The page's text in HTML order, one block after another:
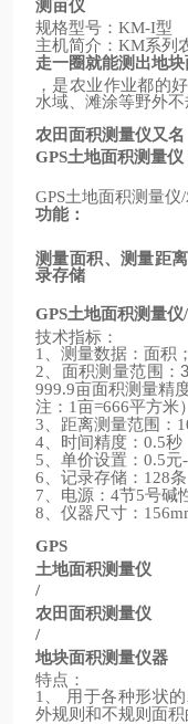
测亩仪
规格型号： KM-I型
主机简介： KM系列
走一圈就能测出地
，是农业作业都的
水域、滩涂等野外不
农田面积测量仪又名
GPS土地面积测量仪
GPS土地面积测量仪/
功能：
测量面积、测量距
录存储
GPS土地面积测量仪/
技术指标：
1 、测量数据：面
2 、面积测量范围：
999.9亩面积测量精
注： 1亩=666平方米）
3 、距离测量范围：
4 、时间精度： 0.5秒
5 、单价设置： 0.5元
6 、记录存储： 128条
7 、电源： 4节5号碱
8 、仪器尺寸：
GPS
土地面积测量仪
/
农田面积测量仪
/
地块面积测量仪器
特点：
1
用于各种形状
外规则和不规则面积